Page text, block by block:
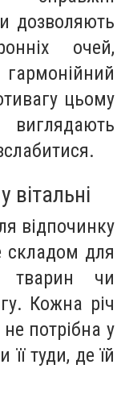
дозволяють
очей,
цьому
вітальні
відпочинку
складом для
тварин чи
Кожна річ
потрібна у
туди, де їй